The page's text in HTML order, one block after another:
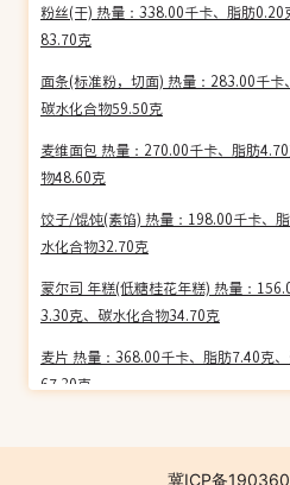
粉丝(干) 热量：338.00千卡、脂肪
83.70克
面条(标准粉，切面) 热量：283.00千卡
碳水化合物59.50克
麦维面包 热量：270.00千卡、脂肪
物48.60克
饺子/馄饨(素馅) 热量：198.00千卡、
水化合物32.70克
蒙尔司 年糕(低糖桂花年糕) 热量：
3.30克、碳水化合物34.70克
麦片 热量：368.00千卡、脂肪7.40克
67.30克
物55.00克
冀ICP备